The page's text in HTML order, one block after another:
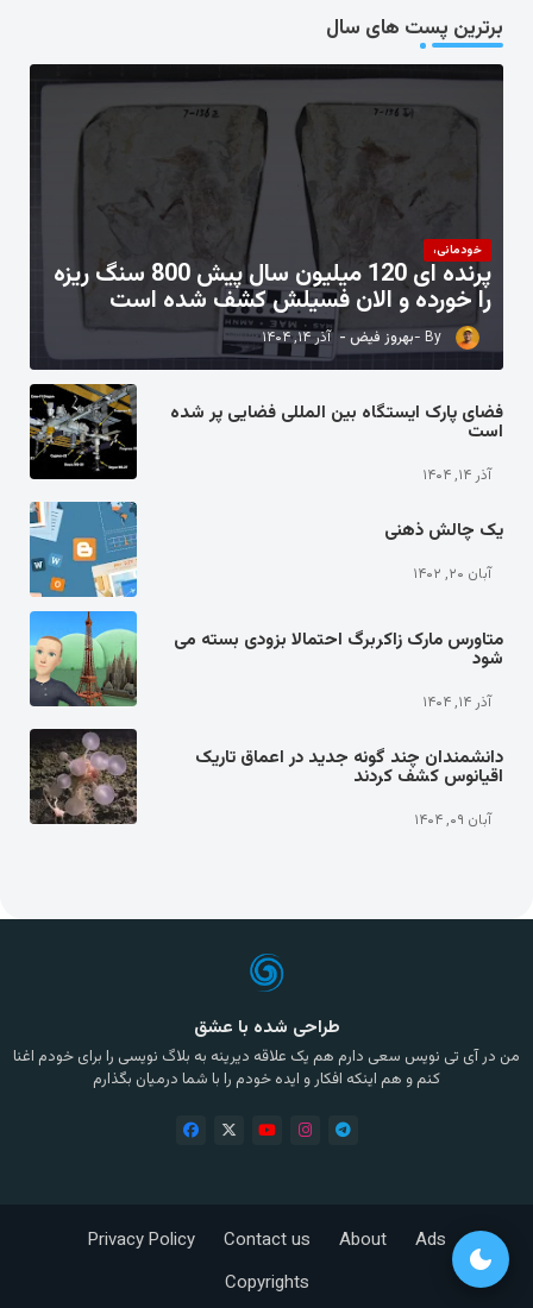
برترین پست های سال
خودمانی،
پرنده ای 120 میلیون سال پیش 800 سنگ ریزه
را خورده و الان فسیلش کشف شده است
بهروز فیض آذر ۱۴, ۱۴۰۴
فضای پارک ایستگاه بین المللی فضایی پر شده
است
آذر ۱۴, ۱۴۰۴
یک چالش ذهنی
آبان ۲۰, ۱۴۰۲
متاورس مارک زاکربرگ احتمالا بزودی بسته می
شود
آذر ۱۴, ۱۴۰۴
دانشمندان چند گونه جدید در اعماق تاریک
اقیانوس کشف کردند
آبان ۰۹, ۱۴۰۴
طراحی شده با عشق
من در آی تی نویس سعی دارم هم یک علاقه دیرینه به بلاگ نویسی را برای خودم اغنا
کنم و هم اینکه افکار و ایده خودم را با شما درمیان بگذارم
Ads
About
Contact us
Privacy Policy
Copyrights
dark_mode